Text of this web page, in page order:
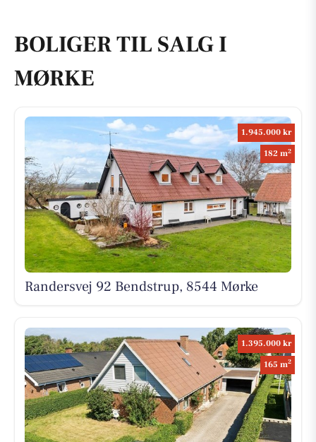
BOLIGER TIL SALG I
MØRKE
1.945.000 kr
182 m2
Randersvej 92 Bendstrup, 8544 Mørke
1.395.000 kr
165 m2